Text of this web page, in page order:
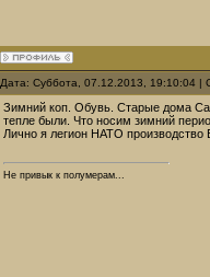
Дата: Суббота, 07.12.2013, 19:10:04
Зимний коп. Обувь. Старые дома
тепле были. Что носим зимний
Лично я легион НАТО производство
Не привык к полумерам...